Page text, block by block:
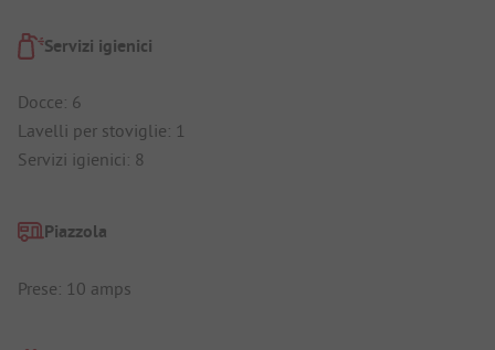
Servizi igienici
Docce: 6
Lavelli per stoviglie: 1
Servizi igienici: 8
Piazzola
Prese: 10 amps